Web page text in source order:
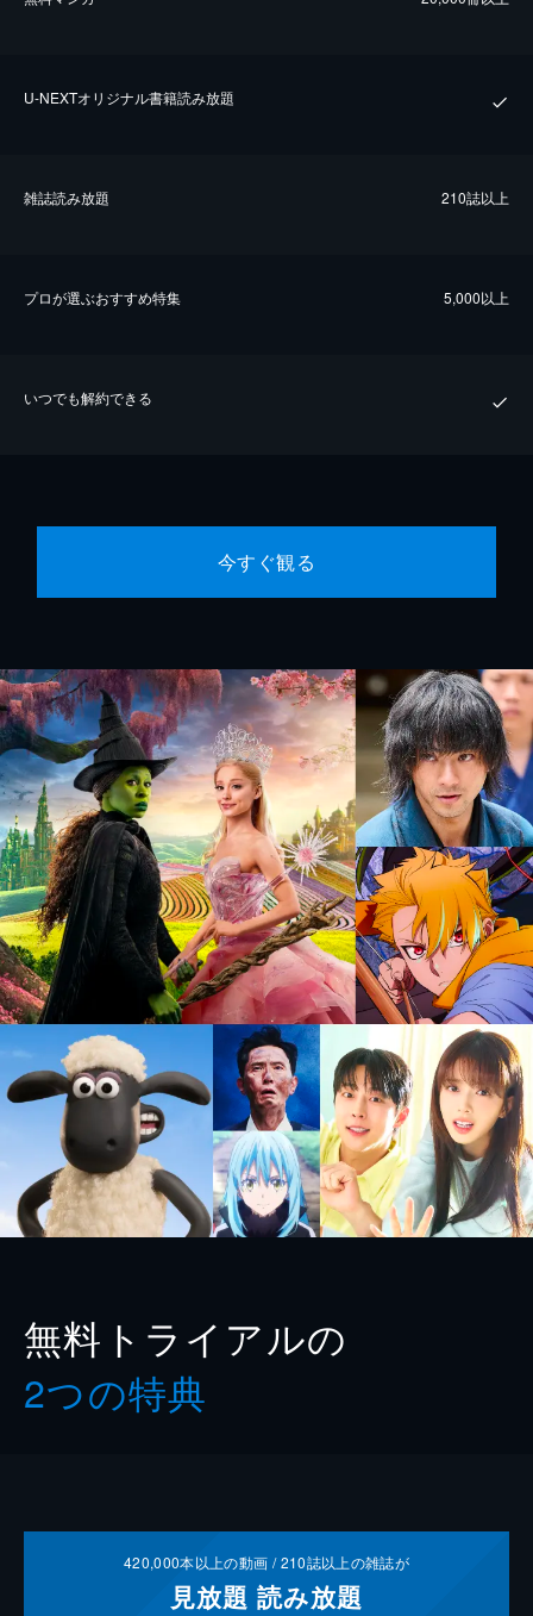
U-NEXTオリジナル書籍読み放題
雑誌読み放題 210誌以上
プロが選ぶおすすめ特集 5,000以上
いつでも解約できる
今すぐ観る
無料トライアルの
2つの特典
420,000本以上の動画 /210誌以上の雑誌が
見放題 読み放題